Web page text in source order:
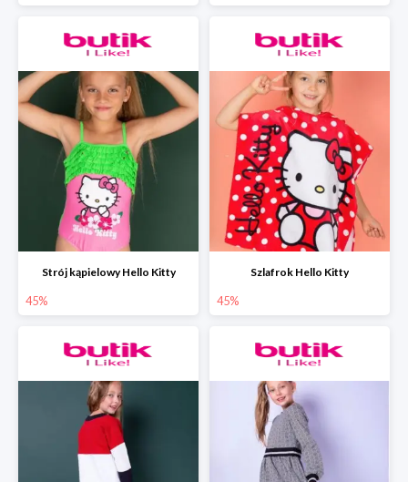
Strój kąpielowy Hello Kitty
45%
Szlafrok Hello Kitty
45%